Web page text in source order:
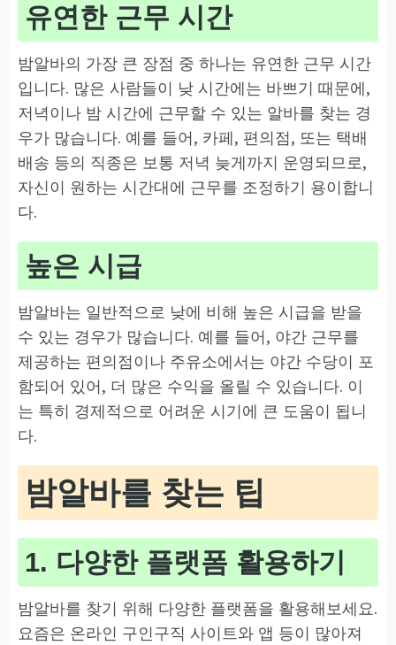
유연한 근무 시간
밤알바의 가장 큰 장점 중 하나는 유연한 근무 시간
입니다. 많은 사람들이 낮 시간에는 바쁘기 때문에,
저녁이나 밤 시간에 근무할 수 있는 알바를 찾는 경
우가 많습니다. 예를 들어, 카페, 편의점, 또는 택배
배송 등의 직종은 보통 저녁 늦게까지 운영되므로,
자신이 원하는 시간대에 근무를 조정하기 용이합니
다.
높은 시급
밤알바는 일반적으로 낮에 비해 높은 시급을 받을
수 있는 경우가 많습니다. 예를 들어, 야간 근무를
제공하는 편의점이나 주유소에서는 야간 수당이 포
함되어 있어, 더 많은 수익을 올릴 수 있습니다. 이
는 특히 경제적으로 어려운 시기에 큰 도움이 됩니
다.
밤알바를 찾는 팁
1. 다양한 플랫폼 활용하기
밤알바를 찾기 위해 다양한 플랫폼을 활용해보세요.
요즘은 온라인 구인구직 사이트와 앱 등이 많아져